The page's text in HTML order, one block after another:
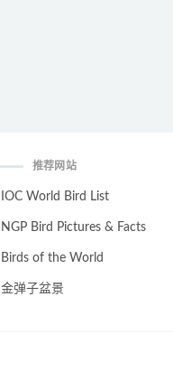
推荐网站
IOC World Bird List
NGP Bird Pictures & Facts
Birds of the World
金弹子盆景